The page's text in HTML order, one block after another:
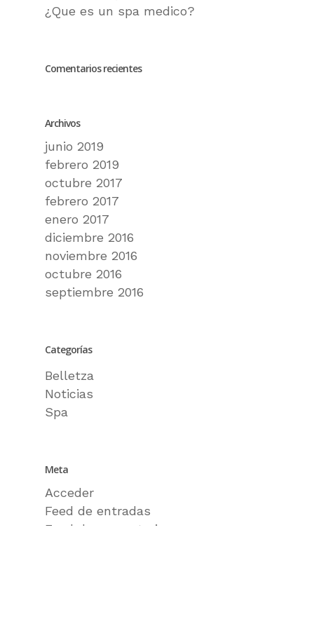
¿Que es un spa medico?
Comentarios recientes
Archivos
junio 2019
febrero 2019
octubre 2017
febrero 2017
enero 2017
diciembre 2016
noviembre 2016
octubre 2016
septiembre 2016
Categorías
Belletza
Noticias
Spa
Meta
Acceder
Feed de entradas
Feed de comentarios